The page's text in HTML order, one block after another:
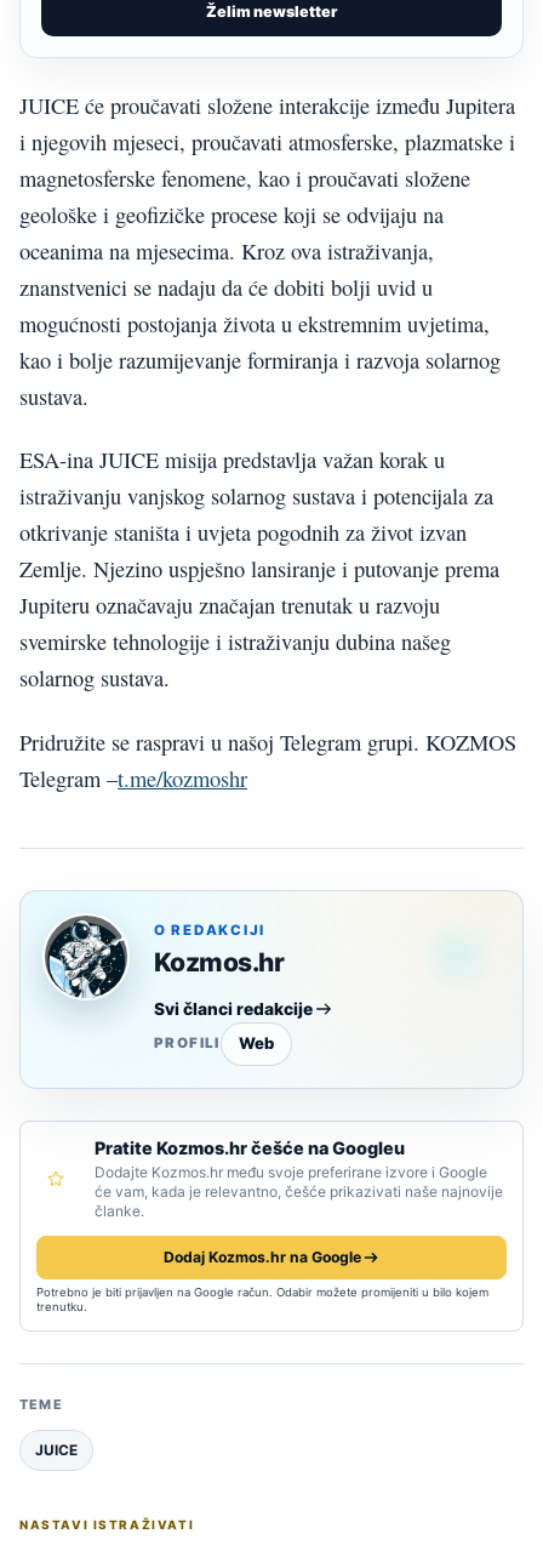
Želim newsletter
JUICE će proučavati složene interakcije između Jupitera
i njegovih mjeseci, proučavati atmosferske, plazmatske i
magnetosferske fenomene, kao i proučavati složene
geološke i geofizičke procese koji se odvijaju na
oceanima na mjesecima. Kroz ova istraživanja,
znanstvenici se nadaju da će dobiti bolji uvid u
mogućnosti postojanja života u ekstremnim uvjetima,
kao i bolje razumijevanje formiranja i razvoja solarnog
sustava.
ESA-ina JUICE misija predstavlja važan korak u
istraživanju vanjskog solarnog sustava i potencijala za
otkrivanje staništa i uvjeta pogodnih za život izvan
Zemlje. Njezino uspješno lansiranje i putovanje prema
Jupiteru označavaju značajan trenutak u razvoju
svemirske tehnologije i istraživanju dubina našeg
solarnog sustava.
Pridružite se raspravi u našoj Telegram grupi. KOZMOS
Telegram –t.me/kozmoshr
O REDAKCIJI
Kozmos.hr
Svi članci redakcije
PROFILI Web
Pratite Kozmos.hr češće na Googleu
Dodajte Kozmos.hr među svoje preferirane izvore i Google
će vam, kada je relevantno, češće prikazivati naše najnovije
članke.
Dodaj Kozmos.hr na Google
Potrebno je biti prijavljen na Google račun. Odabir možete promijeniti u bilo kojem
trenutku.
TEME
JUICE
NASTAVI ISTRAŽIVATI